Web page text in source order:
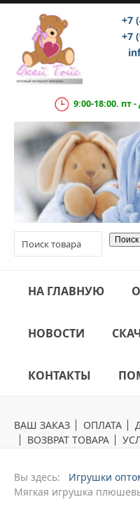
+7
+7
9:00-18:00. пт -
НА ГЛАВНУЮ
НОВОСТИ
КОНТАКТЫ
ВАШ ЗАКАЗ ОПЛАТА
ВОЗВРАТ ТОВАРА
Вы здесь: Игрушки
Mягкая игрушка